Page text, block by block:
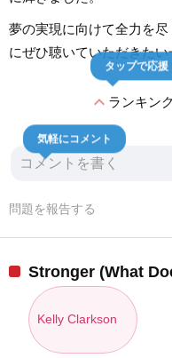
夢の実現に向けて全力を
にぜひ聴いていただきたい
expand_lessランキン
タップで応援
気軽にコメント
問題を報告する
Stronger (What
Kelly Clarkson